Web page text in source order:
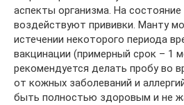
аспекты организма. На
воздействуют прививки. Манту
истечении некоторого периода
вакцинации (примерный срок – 1
рекомендуется делать пробу во
от кожных заболеваний и
быть полностью здоровым и не